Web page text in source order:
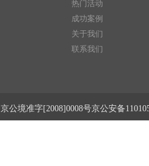
热门活动
成功案例
关于我们
联系我们
京公境准字[2008]0008号京公安备